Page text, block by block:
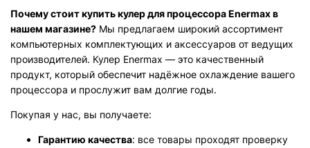
Почему стоит купить кулер для процессора Enermax в
нашем магазине? Мы предлагаем широкий ассортимент
компьютерных комплектующих и аксессуаров от ведущих
производителей. Кулер Enermax — это качественный
продукт, который обеспечит надёжное охлаждение вашего
процессора и прослужит вам долгие годы.
Покупая у нас, вы получаете:
Гарантию качества: все товары проходят проверку